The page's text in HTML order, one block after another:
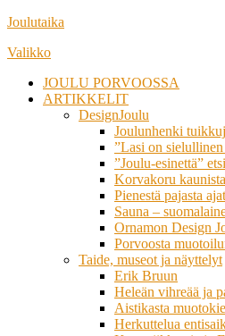
Siirry
sisältöön
Joulutaika
Valikko
JOULU PORVOOSSA
ARTIKKELIT
DesignJoulu
Joulunhenki
”Lasi on
”Joulu-esinettä”
Korvakoru
Pienestä pajasta
Sauna –
Ornamon Design
Porvoosta
Taide, museot ja näyttelyt
Erik Bruun
Heleän vihreää ja
Aistikasta
Herkuttelua